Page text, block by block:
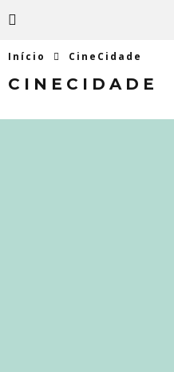
Início CineCidade
CINECIDADE